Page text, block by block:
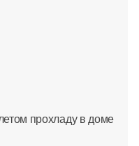
прохладу в доме